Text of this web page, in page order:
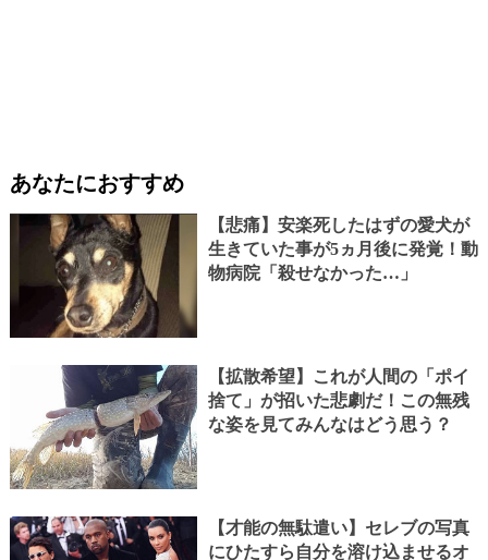
あなたにおすすめ
【悲痛】安楽死したはずの愛犬が
生きていた事が5ヵ月後に発覚！動
物病院「殺せなかった…」
【拡散希望】これが人間の「ポイ
捨て」が招いた悲劇だ！この無残
な姿を見てみんなはどう思う？
【才能の無駄遣い】セレブの写真
にひたすら自分を溶け込ませるオ